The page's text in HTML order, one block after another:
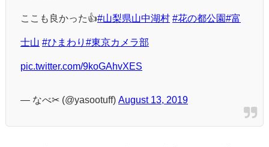
ここも良かった👍#山梨県山中湖村 #花の都公園#富
士山 #ひまわり #東京カメラ部
pic.twitter.com/9koGAhvXES
— なべ✂ (@yasootuff) August 13, 2019